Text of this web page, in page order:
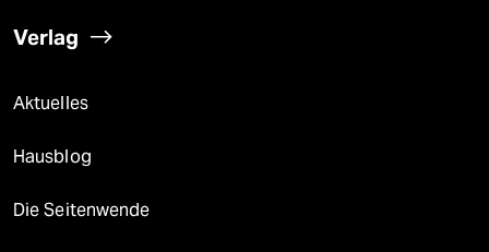
Verlag
Aktuelles
Hausblog
Die Seitenwende